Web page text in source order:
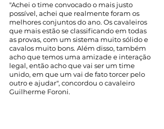
"Achei o time convocado o mais justo
possível, achei que realmente foram os
melhores conjuntos do ano. Os cavaleiros
que mais estão se classificando em todas
as provas, com um sistema muito sólido e
cavalos muito bons. Além disso, também
acho que temos uma amizade e interação
legal, então acho que vai ser um time
unido, em que um vai de fato torcer pelo
outro e ajudar", concordou o cavaleiro
Guilherme Foroni.